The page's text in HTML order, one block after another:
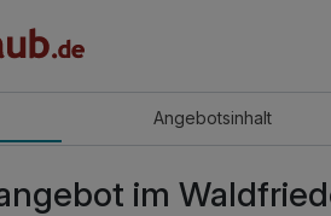
Angebotsinhalt
im